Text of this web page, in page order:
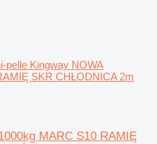
pelle Kingway NOWA
SKR CHŁODNICA 2m
MARC S10 RAMIĘ